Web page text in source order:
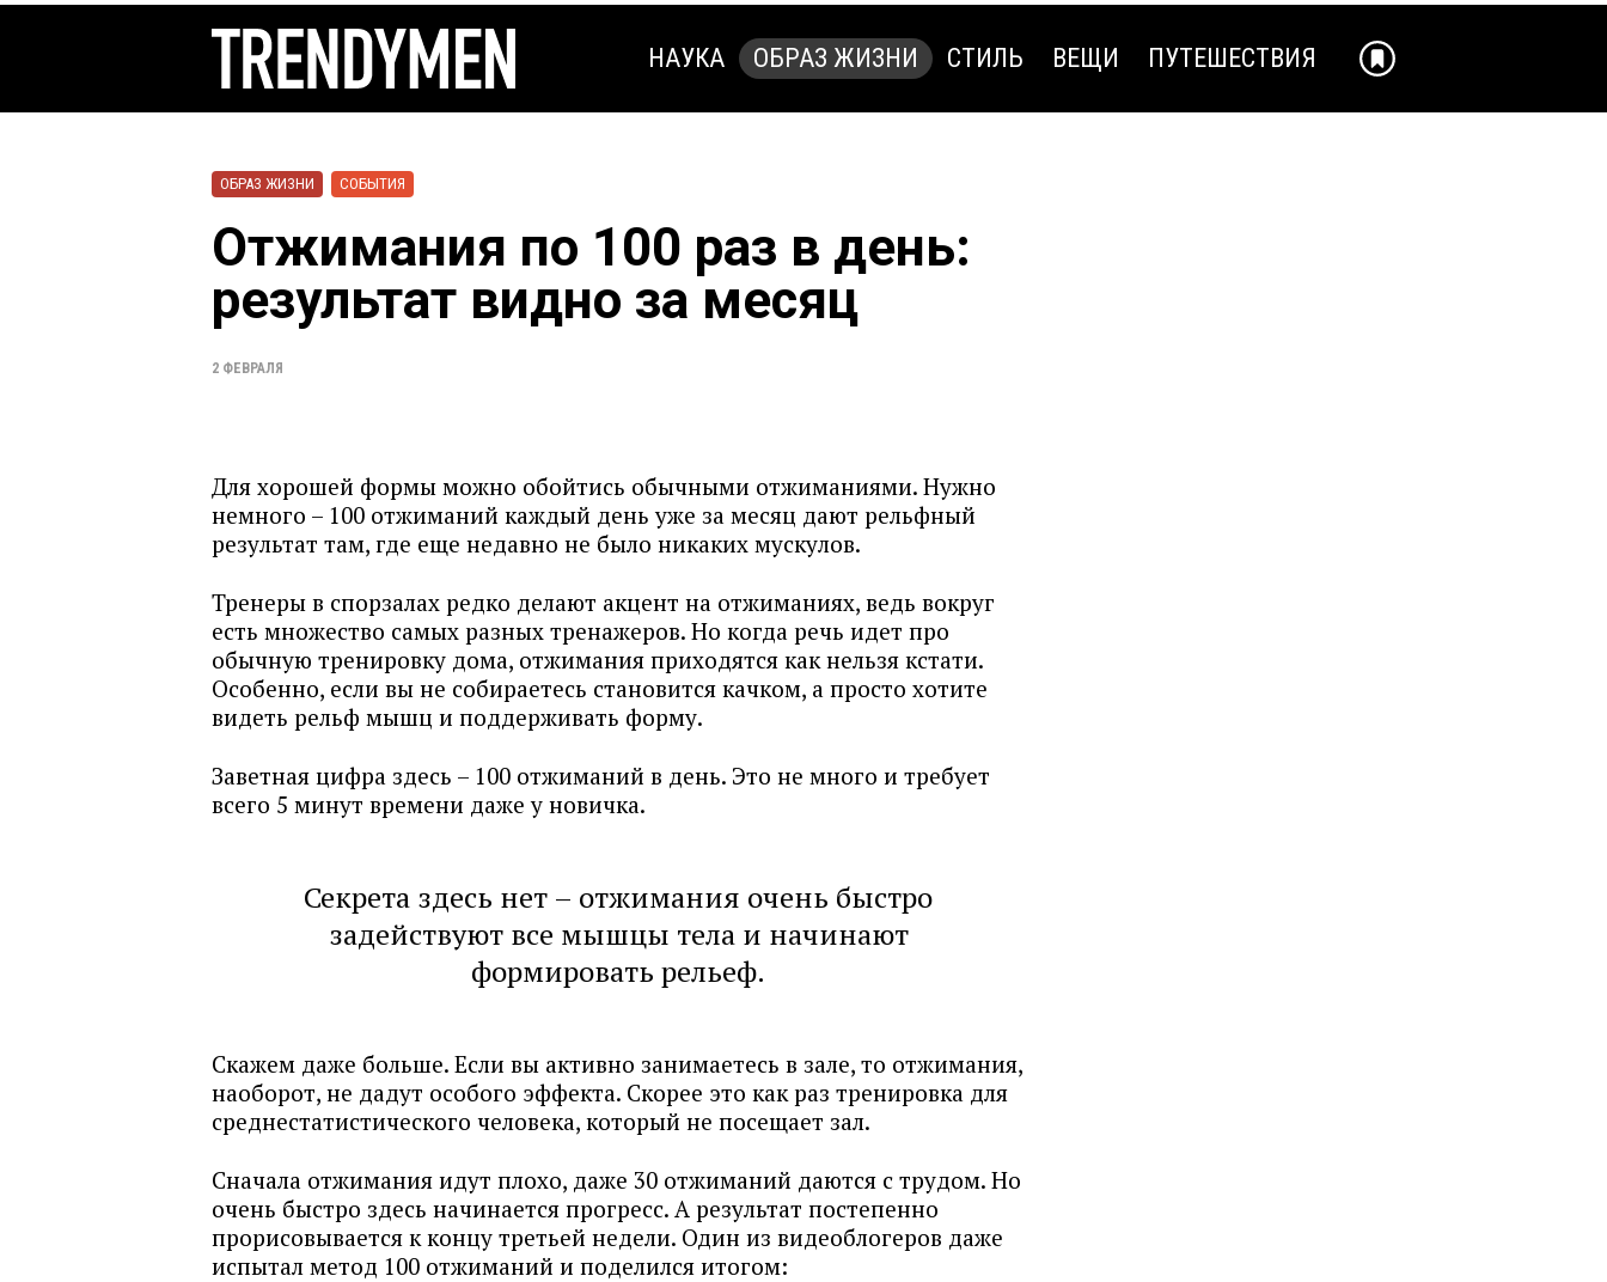
НАУКА ОБРАЗ ЖИЗНИ СТИЛЬ ВЕЩИ ПУТЕШЕСТВИЯ
ОБРАЗ ЖИЗНИ СОБЫТИЯ
Отжимания по 100 раз в день:
результат видно за месяц
2 ФЕВРАЛЯ
Для хорошей формы можно обойтись обычными отжиманиями. Нужно
немного – 100 отжиманий каждый день уже за месяц дают рельфный
результат там, где еще недавно не было никаких мускулов.
Тренеры в спорзалах редко делают акцент на отжиманиях, ведь вокруг
есть множество самых разных тренажеров. Но когда речь идет про
обычную тренировку дома, отжимания приходятся как нельзя кстати.
Особенно, если вы не собираетесь становится качком, а просто хотите
видеть рельф мышц и поддерживать форму.
Заветная цифра здесь – 100 отжиманий в день. Это не много и требует
всего 5 минут времени даже у новичка.
Секрета здесь нет – отжимания очень быстро
задействуют все мышцы тела и начинают
формировать рельеф.
Скажем даже больше. Если вы активно занимаетесь в зале, то отжимания,
наоборот, не дадут особого эффекта. Скорее это как раз тренировка для
среднестатистического человека, который не посещает зал.
Сначала отжимания идут плохо, даже 30 отжиманий даются с трудом. Но
очень быстро здесь начинается прогресс. А результат постепенно
прорисовывается к концу третьей недели. Один из видеоблогеров даже
испытал метод 100 отжиманий и поделился итогом: